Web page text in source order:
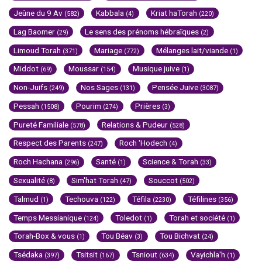
Jeûne du 9 Av (582) Kabbala (4) Kriat haTorah (220)
Lag Baomer (29) Le sens des prénoms hébraïques (2)
Limoud Torah (371) Mariage (772) Mélanges lait/viande (1)
Middot (69) Moussar (154) Musique juive (1)
Non-Juifs (249) Nos Sages (131) Pensée Juive (3087)
Pessah (1508) Pourim (274) Prières (3)
Pureté Familiale (578) Relations & Pudeur (528)
Respect des Parents (247) Roch 'Hodech (4)
Roch Hachana (296) Santé (1) Science & Torah (33)
Sexualité (8) Sim'hat Torah (47) Souccot (502)
Talmud (1) Techouva (122) Téfila (2230) Téfilines (356)
Temps Messianique (124) Toledot (1) Torah et société (1)
Torah-Box & vous (1) Tou Béav (3) Tou Bichvat (24)
Tsédaka (397) Tsitsit (167) Tsniout (634) Vayichla'h (1)